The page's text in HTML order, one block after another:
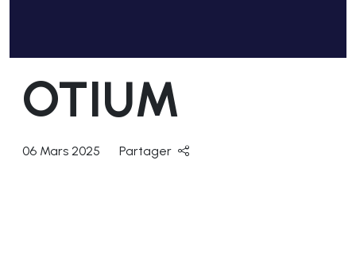
OTIUM
06 Mars 2025 Partager